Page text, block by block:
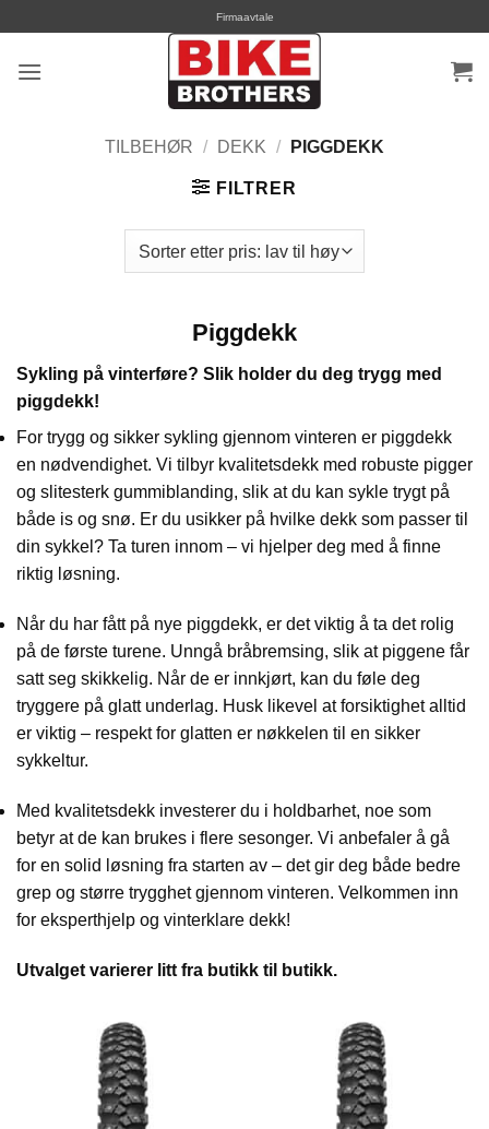
content
Firmaavtale
TILBEHØR / DEKK / PIGGDEKK
FILTRER
Piggdekk
Sykling på vinterføre? Slik holder du deg trygg med
piggdekk!
For trygg og sikker sykling gjennom vinteren er piggdekk
en nødvendighet. Vi tilbyr kvalitetsdekk med robuste pigger
og slitesterk gummiblanding, slik at du kan sykle trygt på
både is og snø. Er du usikker på hvilke dekk som passer til
din sykkel? Ta turen innom – vi hjelper deg med å finne
riktig løsning.
Når du har fått på nye piggdekk, er det viktig å ta det rolig
på de første turene. Unngå bråbremsing, slik at piggene får
satt seg skikkelig. Når de er innkjørt, kan du føle deg
tryggere på glatt underlag. Husk likevel at forsiktighet alltid
er viktig – respekt for glatten er nøkkelen til en sikker
sykkeltur.
Med kvalitetsdekk investerer du i holdbarhet, noe som
betyr at de kan brukes i flere sesonger. Vi anbefaler å gå
for en solid løsning fra starten av – det gir deg både bedre
grep og større trygghet gjennom vinteren. Velkommen inn
for eksperthjelp og vinterklare dekk!
Utvalget varierer litt fra butikk til butikk.